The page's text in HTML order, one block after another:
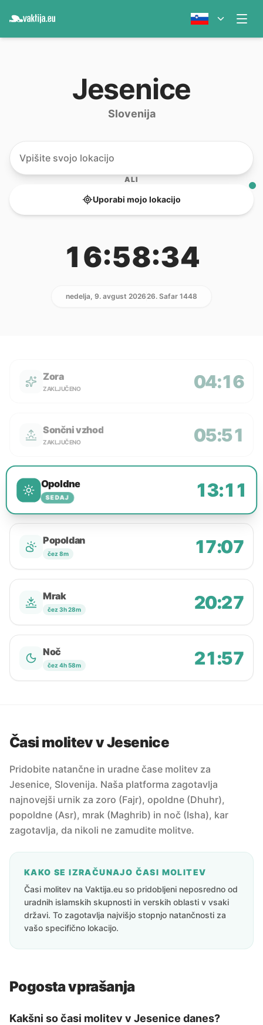
Jesenice
Slovenija
ALI
Uporabi mojo lokacijo
16:58:34
nedelja, 9. avgust 202626. Safar 1448
Zora
ZAKLJUČENO 04:16
Sončni vzhod
ZAKLJUČENO 05:51
Opoldne
SEDAJ 13:11
Popoldan
čez 8m 17:07
Mrak
čez 3h 28m 20:27
Noč
čez 4h 58m 21:57
Časi molitev v Jesenice
Pridobite natančne in uradne čase molitev za
Jesenice, Slovenija. Naša platforma zagotavlja
najnovejši urnik za zoro (Fajr), opoldne (Dhuhr),
popoldne (Asr), mrak (Maghrib) in noč (Isha), kar
zagotavlja, da nikoli ne zamudite molitve.
KAKO SE IZRAČUNAJO ČASI MOLITEV
Časi molitev na Vaktija.eu so pridobljeni neposredno od
uradnih islamskih skupnosti in verskih oblasti v vsaki
državi. To zagotavlja najvišjo stopnjo natančnosti za
vašo specifično lokacijo.
Pogosta vprašanja
Kakšni so časi molitev v Jesenice danes?